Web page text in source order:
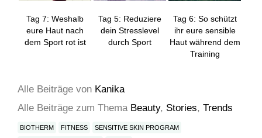
Tag 7: Weshalb
eure Haut nach
dem Sport rot ist
Tag 5: Reduziere
dein Stresslevel
durch Sport
Tag 6: So schützt
ihr eure sensible
Haut während dem
Training
Alle Beiträge von Kanika
Alle Beiträge zum Thema Beauty, Stories, Trends
BIOTHERM FITNESS SENSITIVE SKIN PROGRAM